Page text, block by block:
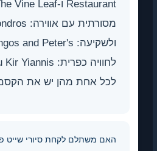
לכל אחת מהן יש את
האם משתלם לקחת סיורי שייט